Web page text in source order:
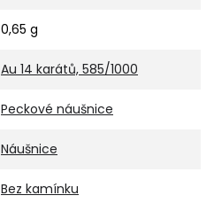
0,65 g
Au 14 karátů, 585/1000
Peckové náušnice
Náušnice
Bez kamínku